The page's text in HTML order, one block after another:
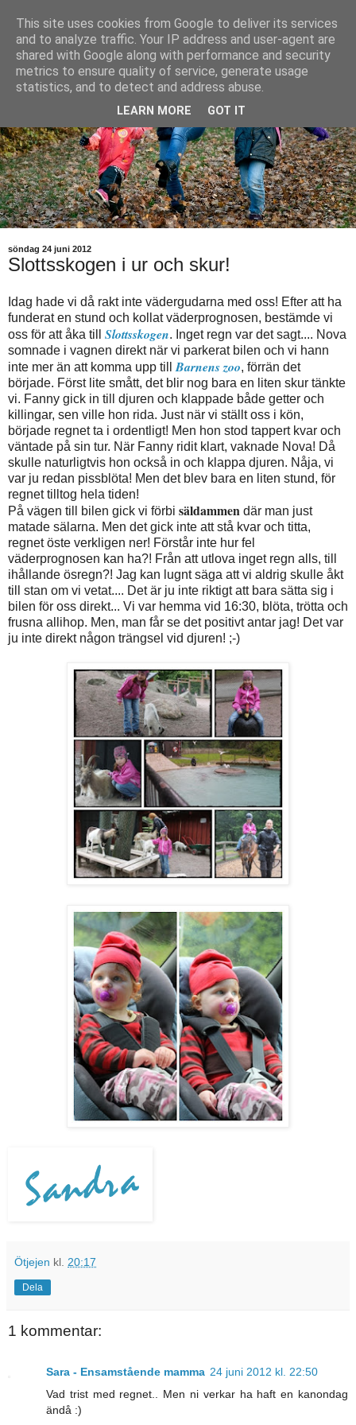
söndag 24 juni 2012
Slottsskogen i ur och skur!
Idag hade vi då rakt inte vädergudarna med oss! Efter att ha
funderat en stund och kollat väderprognosen, bestämde vi
oss för att åka till Slottsskogen. Inget regn var det sagt.... Nova
somnade i vagnen direkt när vi parkerat bilen och vi hann
inte mer än att komma upp tillBarnens zoo, förrän det
började. Först lite smått, det blir nog bara en liten skur tänkte
vi. Fanny gick in till djuren och klappade både getter och
killingar, sen ville hon rida. Just när vi ställt oss i kön,
började regnet ta i ordentligt! Men hon stod tappert kvar och
väntade på sin tur. När Fanny ridit klart, vaknade Nova! Då
skulle naturligtvis hon också in och klappa djuren. Nåja, vi
var ju redan pissblöta! Men det blev bara en liten stund, för
regnet tilltog hela tiden!
På vägen till bilen gick vi förbi säldammen där man just
matade sälarna. Men det gick inte att stå kvar och titta,
regnet öste verkligen ner! Förstår inte hur fel
väderprognosen kan ha?! Från att utlova inget regn alls, till
ihållande ösregn?! Jag kan lugnt säga att vi aldrig skulle åkt
till stan om vi vetat.... Det är ju inte riktigt att bara sätta sig i
bilen för oss direkt... Vi var hemma vid 16:30, blöta, trötta och
frusna allihop. Men, man får se det positivt antar jag! Det var
ju inte direkt någon trängsel vid djuren! ;-)
Ötjejen kl. 20:17
Dela
1 kommentar:
Sara - Ensamstående mamma 24 juni 2012 kl. 22:50
Vad trist med regnet.. Men ni verkar ha haft en kanondag
ändå :)
This site uses cookies from Google to deliver its services
and to analyze traffic. Your IP address and user-agent are
shared with Google along with performance and security
metrics to ensure quality of service, generate usage
statistics, and to detect and address abuse.
LEARN MORE GOT IT